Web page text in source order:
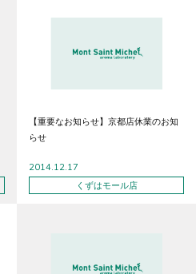
【重要なお知らせ】京都店休業のお知
らせ
2014.12.17
くずはモール店